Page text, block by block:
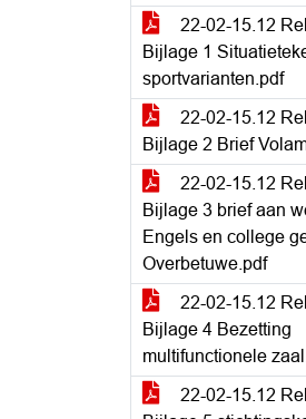
22-02-15.12
Bijlage 1
sportvarianten.pdf
22-02-15.12
Bijlage 2 Brief
22-02-15.12
Bijlage 3 brief aan
Engels en college
Overbetuwe.pdf
22-02-15.12
Bijlage 4 Bezetting
multifunctionele
22-02-15.12